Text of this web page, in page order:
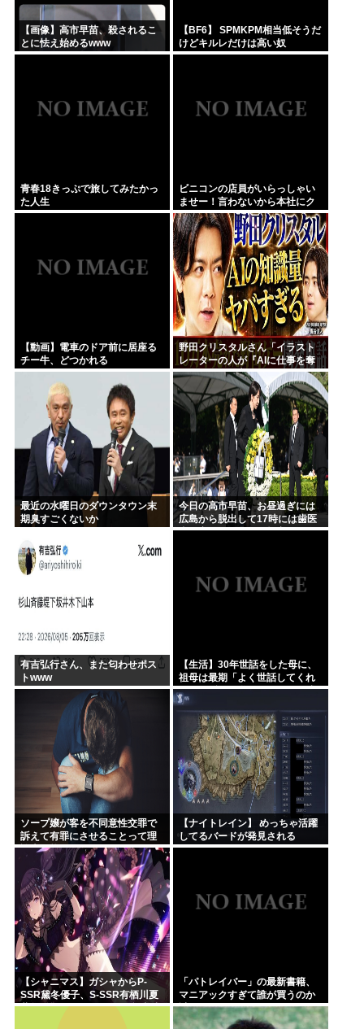
【画像】高市早苗、殺されるこ
とに怯え始めるwww
【BF6】 SPMKPM相当低そうだ
けどキルレだけは高い奴
青春18きっぷで旅してみたかっ
た人生
ビニコンの店員がいらっしゃい
ませー！言わないから本社にク
レームいれてやりましたよ！
www
【動画】電車のドア前に居座る
チー牛、どつかれる
野田クリスタルさん「イラスト
レーターの人が『AIに仕事を奪
われる』って言ってるけど、あ
なた達は"仕事を奪う側"じゃな
い？」
最近の水曜日のダウンタウン末
期臭すごくないか
今日の高市早苗、お昼過ぎには
広島から脱出して17時には歯医
者に寄ってそのまま帰宅
有吉弘行さん、また匂わせポス
トwww
【生活】30年世話をした母に、
祖母は最期「よく世話してくれ
たね。ずっと嫌いだったのが残
念だよ」と言って死んだ
ソープ嬢が客を不同意性交罪で
訴えて有罪にさせることって理
論上可能？
【ナイトレイン】 めっちゃ活躍
してるバードが発見される
【シャニマス】ガシャからP-
SSR黛冬優子、S-SSR有栖川夏
葉が登場！イベントS-SR福丸小
「パトレイバー」の最新書籍、
マニアックすぎて誰が買うのか
謎